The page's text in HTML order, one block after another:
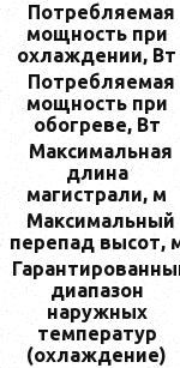
Потребляемая
мощность при
охлаждении, Вт
Потребляемая
мощность при
обогреве, Вт
Максимальная
длина
магистрали, м
Максимальный
перепад высот,
диапазон
наружных
температур
(охлаждение)